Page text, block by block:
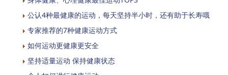
公认4种最健康的运动，每天坚持半小时，还有助于长寿哦
专家推荐的7种健康运动方式
如何运动更健康更安全
坚持适量运动 保持健康状态